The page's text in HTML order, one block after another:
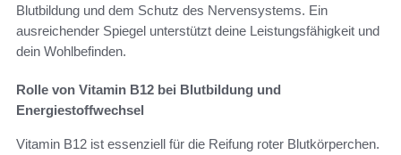
Blutbildung und dem Schutz des Nervensystems. Ein
ausreichender Spiegel unterstützt deine Leistungsfähigkeit und
dein Wohlbefinden.
Rolle von Vitamin B12 bei Blutbildung und
Energiestoffwechsel
Vitamin B12 ist essenziell für die Reifung roter Blutkörperchen.